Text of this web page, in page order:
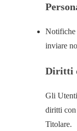
Notifiche
inviare
Diritti
Gli Utenti
diritti
Titolare.